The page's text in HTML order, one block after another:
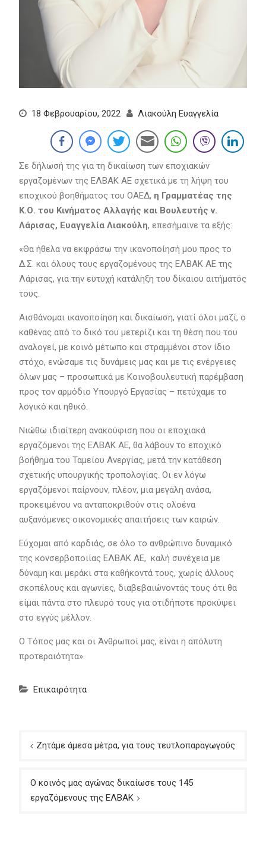
18 Φεβρουαρίου, 2022 Λιακούλη Ευαγγελία
Σε δήλωσή της για τη δικαίωση των εποχιακών
εργαζομένων της ΕΛΒΑΚ ΑΕ σχετικά με τη λήψη του
εποχικού βοηθήματος του ΟΑΕΔ, η Γραμματέας της
Κ.Ο. του Κινήματος Αλλαγής και Βουλευτής ν.
Λάρισας, Ευαγγελία Λιακούλη, επεσήμαινε τα εξής:
«Θα ήθελα να εκφράσω την ικανοποίησή μου προς το
Δ.Σ. και όλους τους εργαζομένους της ΕΛΒΑΚ ΑΕ της
Λάρισας, για την ευτυχή κατάληξη του δίκαιου αιτήματός
τους.
Αισθάνομαι ικανοποίηση και δικαίωση, γιατί όλοι μαζί, ο
καθένας από το δικό του μετερίζι και τη θέση που του
αναλογεί, με κοινό μέτωπο και στραμμένοι στον ίδιο
στόχο, ενώσαμε τις δυνάμεις μας και με τις ενέργειες
όλων μας – προσωπικά με Κοινοβουλευτική παρέμβαση
προς τον αρμόδιο Υπουργό Εργασίας – πετύχαμε το
λογικό και ηθικό.
Νιώθω ιδιαίτερη ανακούφιση που οι εποχιακά
εργαζόμενοι της ΕΛΒΑΚ ΑΕ, θα λάβουν το εποχικό
βοήθημα του Ταμείου Ανεργίας, μετά την κατάθεση
σχετικής υπουργικής τροπολογίας. Οι εν λόγω
εργαζόμενοι παίρνουν, πλέον, μια μεγάλη ανάσα,
προκειμένου να ανταποκριθούν στις ολοένα
αυξανόμενες οικονομικές απαιτήσεις των καιρών.
Εύχομαι από καρδιάς, σε όλο το ανθρώπινο δυναμικό
της κονσερβοποιίας ΕΛΒΑΚ ΑΕ, καλή συνέχεια με
δύναμη και μεράκι στα καθήκοντά τους, χωρίς άλλους
σκοπέλους και αγωνίες, διαβεβαιώνοντάς τους ότι θα
είμαι πάντα στο πλευρό τους για οτιδήποτε προκύψει
στο εγγύς μέλλον.
Ο Τόπος μας και οι Άνθρωποί μας, είναι η απόλυτη
προτεραιότητα».
Επικαιρότητα
Πλοήγηση
Ζητάμε άμεσα μέτρα, για τους τευτλοπαραγωγούς
O κοινός μας αγώνας δικαίωσε τους 145
εργαζόμενους της ΕΛΒΑΚ